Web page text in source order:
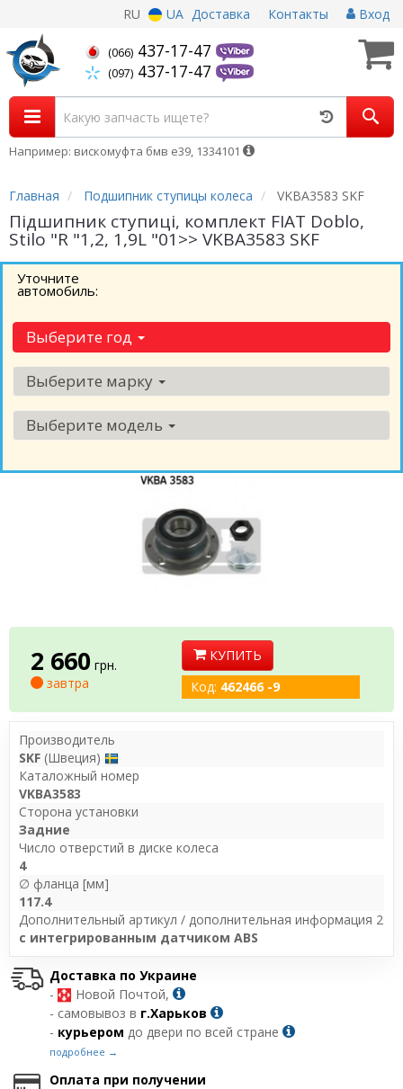
RU UA Доставка Контакты Вход
(066) 437-17-47
(097) 437-17-47
Например: вискомуфта бмв е39, 1334101
Главная Подшипник ступицы колеса VKBA3583 SKF
Підшипник ступиці, комплект FIAT Doblo,
Stilo "R "1,2, 1,9L "01>> VKBA3583 SKF
Уточните
автомобиль:
Выберите год
Выберите марку
Выберите модель
2 660 грн.
завтра
КУПИТЬ
Код: 462466 -9
Производитель
SKF (Швеция)
Каталожный номер
VKBA3583
Сторона установки
Задние
Число отверстий в диске колеса
4
∅ фланца [мм]
117.4
Дополнительный артикул / дополнительная информация 2
с интегрированным датчиком ABS
Доставка по Украине
-
Новой Почтой,
- самовывоз в г.Харьков
- курьером до двери по всей стране
подробнее →
Оплата при получении